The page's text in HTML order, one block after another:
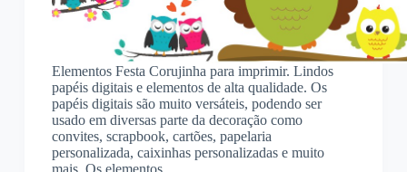
Elementos Festa Corujinha para imprimir. Lindos
papéis digitais e elementos de alta qualidade. Os
papéis digitais são muito versáteis, podendo ser
usado em diversas parte da decoração como
convites, scrapbook, cartões, papelaria
personalizada, caixinhas personalizadas e muito